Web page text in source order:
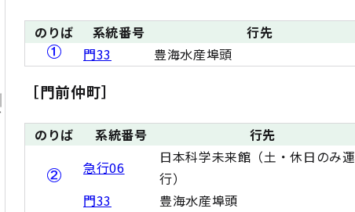
のりば 系統番号
行先
門33
豊海水産埠頭
［門前仲町］
のりば 系統番号
行先
急行06
日本科学未来館（土・休日のみ運
行）
門33
豊海水産埠頭